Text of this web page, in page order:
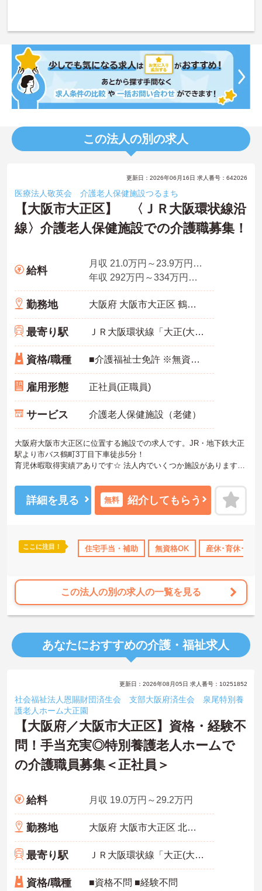
この法人の別の求人
更新日：2026年06月16日 求人番号：642026
医療法人敬英会 介護老人保健施設つるまち
【大阪市大正区】 〈ＪＲ大阪環状線沿
線〉介護老人保健施設での介護職募集！
給料
月収 21.0万円～23.9万円程度（諸手当込） ※介護福祉士モデル
年収 292万円～334万円程度（諸手当込） ※介護福祉士モデル
勤務地 大阪府 大阪市大正区 鶴町2-15-18
最寄り駅 ＪＲ大阪環状線「大正(大阪)駅」バス・車17分
資格/職種 ■介護福祉士免許 ※無資格相談可
雇用形態 正社員(正職員)
サービス 介護老人保健施設（老健）
大阪府大阪市大正区に位置する施設での求人です。JR・地下鉄大正
駅より市バス鶴町3丁目下車徒歩5分！
育児休暇取得実績アありです☆ 法人内でいくつか施設があります
ご興味のある方はお気軽にお問い合わせ下さい。
詳細を見る 無料 紹介してもらう
ここに注目！ 住宅手当・補助 無資格OK 産休･育休･介
この法人の別の求人の一覧を見る
あなたにおすすめの介護・福祉求人
更新日：2026年08月05日 求人番号：10251852
社会福祉法人恩賜財団済生会 支部大阪府済生会 泉尾特別養
護老人ホーム大正園
【大阪府／大阪市大正区】資格・経験不
問！手当充実◎特別養護老人ホームで
の介護職員募集＜正社員＞
給料 月収 19.0万円～29.2万円
勤務地 大阪府 大阪市大正区 北村3-4-3
最寄り駅 ＪＲ大阪環状線「大正(大阪)駅」バス・車15分
資格/職種 ■資格不問 ■経験不問